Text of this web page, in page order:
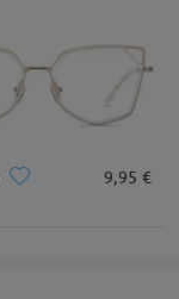
9,95 €